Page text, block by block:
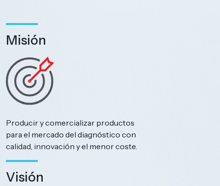
Misión
Producir y comercializar productos
para el mercado del diagnóstico con
calidad, innovación y el menor coste.
Visión